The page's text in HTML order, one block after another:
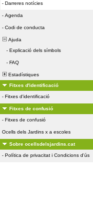
- Darreres notícies
- Agenda
- Codi de conducta
Ajuda
- Explicació dels símbols
- FAQ
Estadístiques
Fitxes d'identificació
- Fitxes d'identificació
Fitxes de confusió
- Fitxes de confusió
Ocells dels Jardins x a escoles
Sobre ocellsdelsjardins.cat
- Política de privacitat i Condicions d'ús